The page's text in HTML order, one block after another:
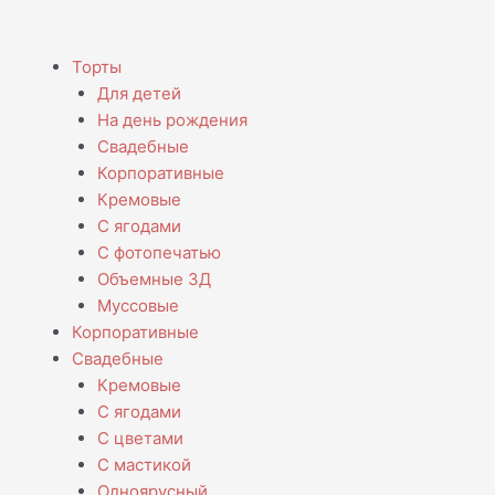
Торты
Для детей
На день рождения
Свадебные
Корпоративные
Кремовые
С ягодами
С фотопечатью
Объемные 3Д
Муссовые
Корпоративные
Свадебные
Кремовые
С ягодами
С цветами
С мастикой
Menu